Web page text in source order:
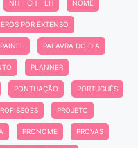
NH - CH - LH NOME
POR EXTENSO
PAINEL PALAVRA DO DIA
PLANNER
PONTUAÇÃO PORTUGUÊS
PROJETO
PRONOME PROVAS